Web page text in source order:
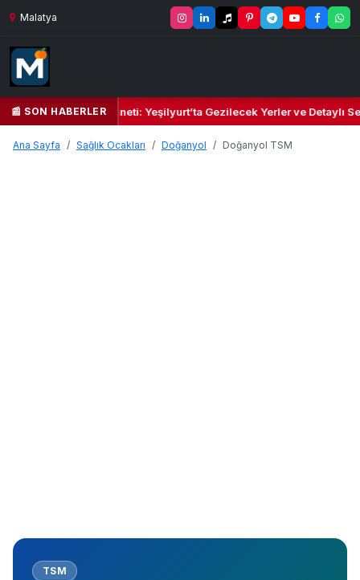
Malatya
📰 SON HABERLER
Kalbi ve Kültür Cenneti: Yeşilyurt’ta Gezilecek Yerler ve Detaylı
Ana Sayfa Sağlık Ocakları Doğanyol Doğanyol TSM
TSM